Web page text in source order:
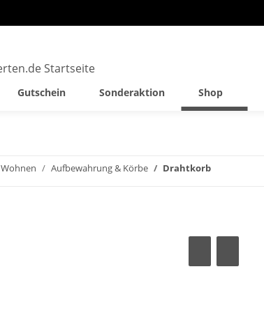
Gutschein Sonderaktion Shop
Wohnen Aufbewahrung & Körbe Drahtkorb